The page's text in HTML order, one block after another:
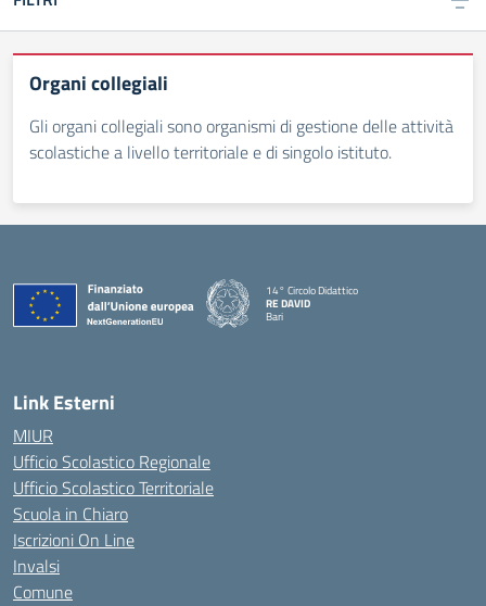
Organi collegiali
Gli organi collegiali sono organismi di gestione delle attività
scolastiche a livello territoriale e di singolo istituto.
14° Circolo Didattico
RE DAVID
Bari
Link Esterni
MIUR
Ufficio Scolastico Regionale
Ufficio Scolastico Territoriale
Scuola in Chiaro
Iscrizioni On Line
Invalsi
Comune